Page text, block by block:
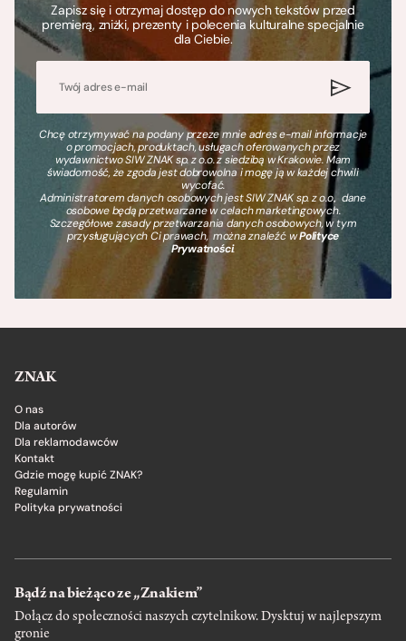
Zapisz się i otrzymaj dostęp do nowych tekstów przed
premierą, zniżki, prezenty i polecenia kulturalne specjalnie
dla Ciebie.
Chcę otrzymywać na podany przeze mnie adres e-mail informacje
o promocjach, produktach, usługach oferowanych przez
wydawnictwo SIW ZNAK sp. z o.o. z siedzibą w Krakowie. Mam
świadomość, że zgoda jest dobrowolna i mogę ją w każdej chwili
wycofać.
Administratorem danych osobowych jest SIW ZNAK sp. z o.o., dane
osobowe będą przetwarzane w celach marketingowych.
Szczegółowe zasady przetwarzania danych osobowych, w tym
przysługujących Ci prawach, można znaleźć wPolityce
Prywatności.
ZNAK
O nas
Dla autorów
Dla reklamodawców
Kontakt
Gdzie mogę kupić ZNAK?
Regulamin
Polityka prywatności
Bądź na bieżąco ze „Znakiem”
Dołącz do społeczności naszych czytelnikow. Dysktuj w najlepszym
gronie